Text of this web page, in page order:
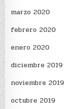
marzo 2020
febrero 2020
enero 2020
diciembre 2019
noviembre 2019
octubre 2019